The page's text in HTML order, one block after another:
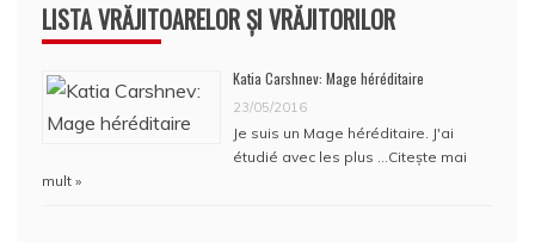
LISTA VRĂJITOARELOR ȘI VRĂJITORILOR
Katia Carshnev: Mage héréditaire
23/05/2016
Je suis un Mage héréditaire. J'ai
étudié avec les plus …Citește mai
mult »